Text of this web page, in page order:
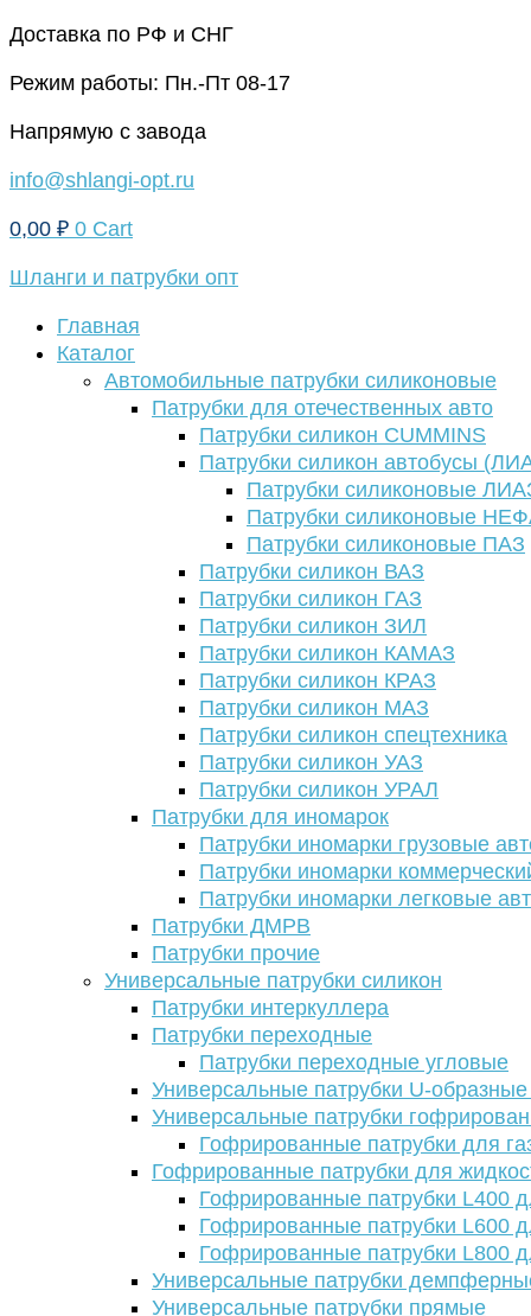
Перейти
содержимому
Доставка по РФ и СНГ
Режим работы: Пн.-Пт 08-17
Напрямую с завода
info@shlangi-opt.ru
0,00 ₽ 0 Cart
Шланги и патрубки опт
Главная
Каталог
Автомобильные патрубки силиконовые
Патрубки для отечественных авто
Патрубки силикон CUMMINS
Патрубки силикон автобусы
Патрубки силиконовые
Патрубки силиконовые
Патрубки силиконовые ПАЗ
Патрубки силикон ВАЗ
Патрубки силикон ГАЗ
Патрубки силикон ЗИЛ
Патрубки силикон КАМАЗ
Патрубки силикон КРАЗ
Патрубки силикон МАЗ
Патрубки силикон спецтехника
Патрубки силикон УАЗ
Патрубки силикон УРАЛ
Патрубки для иномарок
Патрубки иномарки грузовые
Патрубки иномарки
Патрубки иномарки легковые
Патрубки ДМРВ
Патрубки прочие
Универсальные патрубки силикон
Патрубки интеркуллера
Патрубки переходные
Патрубки переходные угловые
Универсальные патрубки U-
Универсальные патрубки
Гофрированные патрубки для
Гофрированные патрубки для
Гофрированные патрубки L400
Гофрированные патрубки L600
Гофрированные патрубки L800
Универсальные патрубки
Универсальные патрубки прямые